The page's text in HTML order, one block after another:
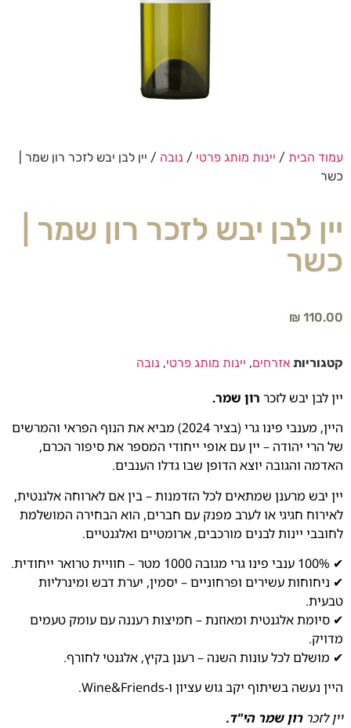
עמוד הבית / יינות מותג פרטי / נובה / יין לבן יבש לזכר רון שמר |
כשר
יין לבן יבש לזכר רון שמר |
כשר
₪ 110.00
קטגוריות אזרחים, יינות מותג פרטי, נובה
יין לבן יבש לזכר רון שמר.
היין, מענבי פינו גרי (בציר 2024) מביא את הנוף הפראי והמרשים
של הרי יהודה – יין עם אופי ייחודי המספר את סיפור הכרם,
האדמה והגובה יוצא הדופן שבו גדלו הענבים.
יין יבש מרענן שמתאים לכל הזדמנות – בין אם לארוחה אלגנטית,
לאירוח חגיגי או לערב מפנק עם חברים, הוא הבחירה המושלמת
לחובבי יינות לבנים מורכבים, ארומטיים ואלגנטיים.
✔ 100% ענבי פינו גרי מגובה 1000 מטר – חוויית טרואר ייחודית.
✔ ניחוחות עשירים ופרחוניים – יסמין, יערת דבש ומינרליות
טבעית.
✔ סיומת אלגנטית ומאוזנת – חמיצות רעננה עם עומק טעמים
מדויק.
✔ מושלם לכל עונות השנה – רענן בקיץ, אלגנטי לחורף.
היין נעשה בשיתוף יקב גוש עציון ו-Wine&Friends.
יין לזכררון שמר הי"ד.